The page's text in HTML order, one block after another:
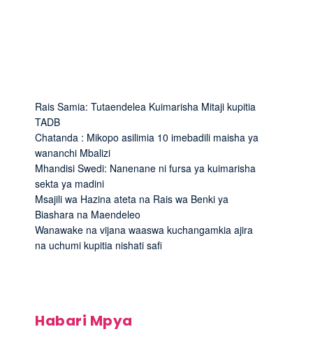
Rais Samia: Tutaendelea Kuimarisha Mitaji kupitia
TADB
Chatanda : Mikopo asilimia 10 imebadili maisha ya
wananchi Mbalizi
Mhandisi Swedi: Nanenane ni fursa ya kuimarisha
sekta ya madini
Msajili wa Hazina ateta na Rais wa Benki ya
Biashara na Maendeleo
Wanawake na vijana waaswa kuchangamkia ajira
na uchumi kupitia nishati safi
Habari Mpya